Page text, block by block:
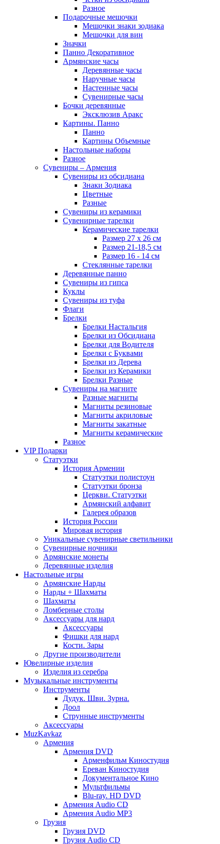
Разное
Подарочные мешочки
Мешочки знаки зодиака
Мешочки для вин
Значки
Панно Декоративное
Армянские часы
Деревянные часы
Наручные часы
Настенные часы
Сувенирные часы
Бочки деревянные
Эксклюзив Аракс
Картины. Панно
Панно
Картины Объемные
Настольные наборы
Разное
Сувениры – Армения
Сувениры из обсидиана
Знаки Зодиака
Цветные
Разные
Сувениры из керамики
Сувенирные тарелки
Керамические тарелки
Размер 27 х 26 см
Размер 21-18,5 см
Размер 16 - 14 см
Стеклянные тарелки
Деревянные панно
Сувениры из гипса
Куклы
Сувениры из туфа
Флаги
Брелки
Брелки Настальгия
Брелки из Обсидиана
Брелки для Водителя
Брелки с Буквами
Брелки из Дерева
Брелки из Керамики
Брелки Разные
Сувениры на магните
Разные магниты
Магниты резиновые
Магниты акриловые
Магниты закатные
Магниты керамические
Разное
VIP Подарки
Статуэтки
История Армении
Статуэтки полистоун
Статуэтки бронза
Церкви. Статуэтки
Армянский алфавит
Галерея образов
История России
Мировая история
Уникальные сувенирные светильники
Сувенирные ночники
Армянские монеты
Деревянные изделия
Настольные игры
Армянские Нарды
Нарды + Шахматы
Шахматы
Ломберные столы
Аксессуары для нард
Аксессуары
Фишки для нард
Кости. Зары
Другие производители
Ювелирные изделия
Изделия из серебра
Музыкальные инструменты
Инструменты
Дудук. Шви. Зурна.
Доол
Струнные инструменты
Аксессуары
MuzKavkaz
Армения
Армения DVD
Арменфильм Киностудия
Ереван Киностудия
Документальное Кино
Мультфильмы
Blu-ray. HD DVD
Армения Audio CD
Армения Audio MP3
Грузия
Грузия DVD
Грузия Audio CD